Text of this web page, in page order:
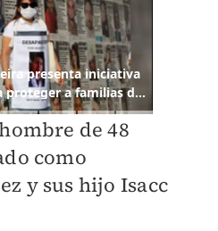
de 48
como
y sus hijo Isacc